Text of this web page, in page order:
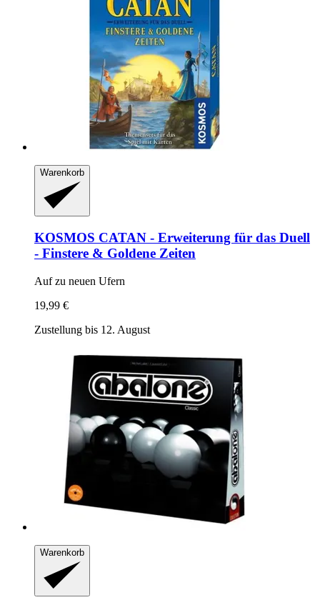
Warenkorb
KOSMOS CATAN -​ Erweiterung für das Duell
-​ Finstere & Goldene Zeiten
Auf zu neuen Ufern
19,99 €
Zustellung bis 12. August
Warenkorb